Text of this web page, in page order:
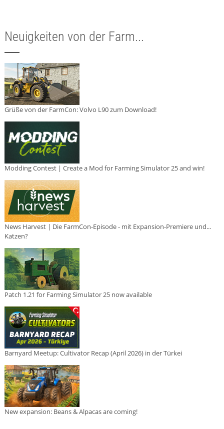
Neuigkeiten von der Farm...
Grüße von der FarmCon: Volvo L90 zum Download!
Modding Contest | Create a Mod for Farming Simulator 25 and win!
News Harvest | Die FarmCon-Episode - mit Expansion-Premiere und...
Katzen?
Patch 1.21 for Farming Simulator 25 now available
Barnyard Meetup: Cultivator Recap (April 2026) in der Türkei
New expansion: Beans & Alpacas are coming!